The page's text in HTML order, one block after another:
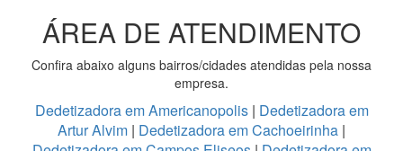
ÁREA DE ATENDIMENTO
Confira abaixo alguns bairros/cidades atendidas pela nossa
empresa.
Dedetizadora em Americanopolis | Dedetizadora em
Artur Alvim | Dedetizadora em Cachoeirinha |